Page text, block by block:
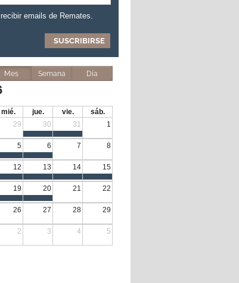
emails de Remates.
Mes Semana Día
mié. jue. vie.
sáb.
29 30 31 1
5 6 7 8
12 13 14 15
19 20 21 22
26 27 28 29
2 3 4 5